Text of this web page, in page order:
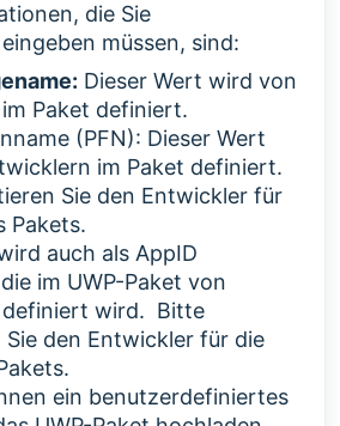
die Sie
müssen, sind:
Dieser Wert wird von
Paket definiert.
(PFN): Dieser Wert
im Paket definiert.
Sie den Entwickler für
Pakets.
auch als AppID
im UWP-Paket von
definiert wird. Bitte
Sie den Entwickler für die
ein benutzerdefiniertes